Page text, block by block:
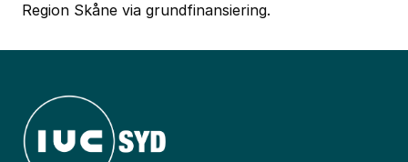
Region Skåne via grundfinansiering.